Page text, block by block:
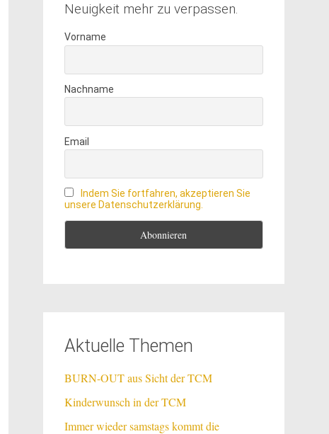
Neuigkeit mehr zu verpassen.
Vorname
Nachname
Email
Indem Sie fortfahren, akzeptieren Sie
unsere Datenschutzerklärung.
Aktuelle Themen
BURN-OUT aus Sicht der TCM
Kinderwunsch in der TCM
Immer wieder samstags kommt die